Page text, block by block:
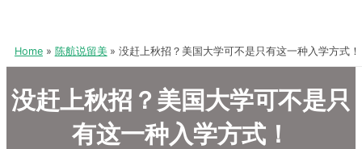
Home 陈航说留美 没赶上秋招？美国大学可不是只有这一种入学方式！
没赶上秋招？美国大学可不是只
有这一种入学方式！